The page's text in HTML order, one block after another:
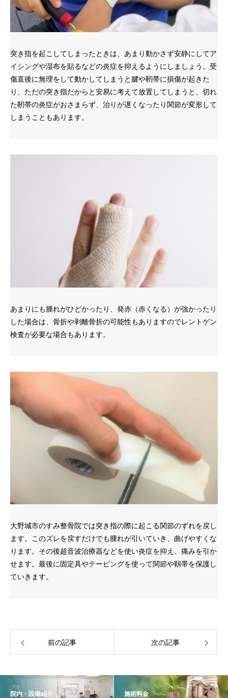
突き指を起こしてしまったときは、あまり動かさず安静にしてア
イシングや湿布を貼るなどの炎症を抑えるようにしましょう。受
傷直後に無理をして動かしてしまうと腱や靭帯に損傷が起きた
り、ただの突き指だからと安易に考えて放置してしまうと、切れ
た靭帯の炎症がおさまらず、治りが遅くなったり関節が変形して
しまうこともあります。
あまりにも腫れがひどかったり、発赤（赤くなる）が強かったり
した場合は、骨折や剥離骨折の可能性もありますのでレントゲン
検査が必要な場合もあります。
大野城市のすみ整骨院では突き指の際に起こる関節のずれを戻し
ます。このズレを戻すだけでも腫れが引いていき、曲げやすくな
ります。その後超音波治療器などを使い炎症を抑え、痛みを引か
せます。最後に固定具やテーピングを使って関節や靱帯を保護し
ていきます。
前の記事 次の記事
院内・設備紹介 施術料金